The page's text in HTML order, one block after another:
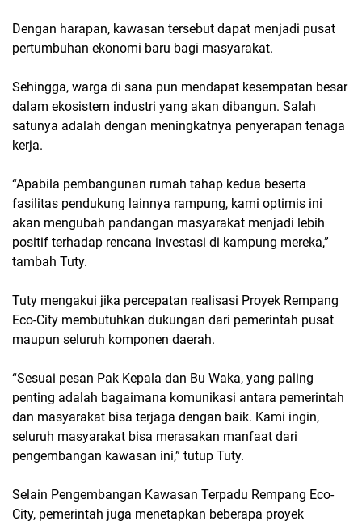
Dengan harapan, kawasan tersebut dapat menjadi pusat
pertumbuhan ekonomi baru bagi masyarakat.
Sehingga, warga di sana pun mendapat kesempatan besar
dalam ekosistem industri yang akan dibangun. Salah
satunya adalah dengan meningkatnya penyerapan tenaga
kerja.
“Apabila pembangunan rumah tahap kedua beserta
fasilitas pendukung lainnya rampung, kami optimis ini
akan mengubah pandangan masyarakat menjadi lebih
positif terhadap rencana investasi di kampung mereka,”
tambah Tuty.
Tuty mengakui jika percepatan realisasi Proyek Rempang
Eco-City membutuhkan dukungan dari pemerintah pusat
maupun seluruh komponen daerah.
“Sesuai pesan Pak Kepala dan Bu Waka, yang paling
penting adalah bagaimana komunikasi antara pemerintah
dan masyarakat bisa terjaga dengan baik. Kami ingin,
seluruh masyarakat bisa merasakan manfaat dari
pengembangan kawasan ini,” tutup Tuty.
Selain Pengembangan Kawasan Terpadu Rempang Eco-
City, pemerintah juga menetapkan beberapa proyek